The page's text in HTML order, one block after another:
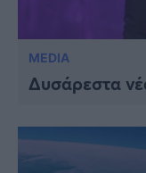
MEDIA
Δυσάρεστα